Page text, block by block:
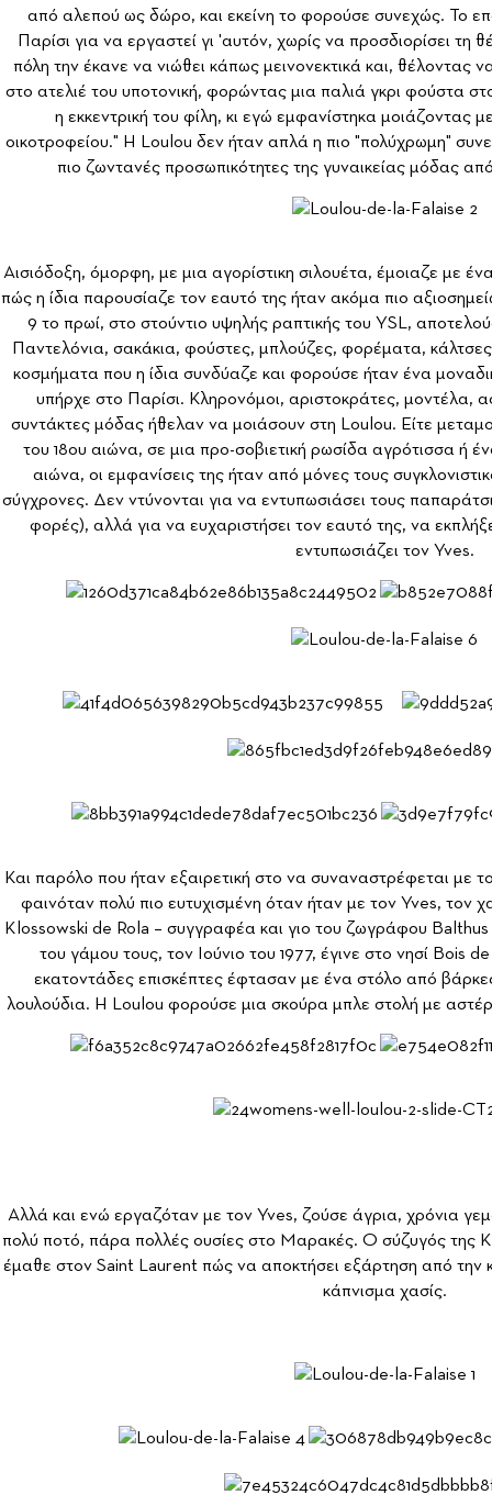
από αλεπού ως δώρο, και εκείνη το φορούσε συνεχώς. Το
Παρίσι για να εργαστεί γι 'αυτόν, χωρίς να προσδιορίσει τη
πόλη την έκανε να νιώθει κάπως μεινονεκτικά και, θέλοντας
στο ατελιέ του υποτονική, φορώντας μια παλιά γκρι φούστα
η εκκεντρική του φίλη, κι εγώ εμφανίστηκα μοιάζοντας
οικοτροφείου." H Loulou δεν ήταν απλά η πιο "πολύχρωμη"
πιο ζωντανές προσωπικότητες της γυναικείας μόδας
Αισιόδοξη, όμορφη, με μια αγορίστικη σιλουέτα, έμοιαζε με
πώς η ίδια παρουσίαζε τον εαυτό της ήταν ακόμα πιο
9 το πρωί, στο στούντιο υψηλής ραπτικής του YSL,
Παντελόνια, σακάκια, φούστες, μπλούζες, φορέματα,
κοσμήματα που η ίδια συνδύαζε και φορούσε ήταν ένα
υπήρχε στο Παρίσι. Κληρονόμοι, αριστοκράτες, μοντέλα,
συντάκτες μόδας ήθελαν να μοιάσουν στη Loulou. Είτε
του 18ου αιώνα, σε μια προ-σοβιετική ρωσίδα αγρότισσα ή
αιώνα, οι εμφανίσεις της ήταν από μόνες τους
σύγχρονες. Δεν ντύνονται για να εντυπωσιάσει τους
φορές), αλλά για να ευχαριστήσει τον εαυτό της, να
εντυπωσιάζει τον Yves.
Και παρόλο που ήταν εξαιρετική στο να συναναστρέφεται με
φαινόταν πολύ πιο ευτυχισμένη όταν ήταν με τον Yves, τον
Κlossowski de Rola – συγγραφέα και γιο του ζωγράφου
του γάμου τους, τον Ιούνιο του 1977, έγινε στο νησί Bois
εκατοντάδες επισκέπτες έφτασαν με ένα στόλο από
λουλούδια. Η Loulou φορούσε μια σκούρα μπλε στολή με
Αλλά και ενώ εργαζόταν με τον Yves, ζούσε άγρια, χρόνια
πολύ ποτό, πάρα πολλές ουσίες στο Μαρακές. Ο σύζυγός της
έμαθε στον Saint Laurent πώς να αποκτήσει εξάρτηση από την
κάπνισμα χασίς.